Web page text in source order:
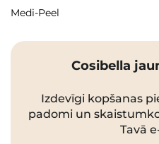
Medi-Peel
Cosibella
Izdevīgi kopšanas
padomi un
Tavā